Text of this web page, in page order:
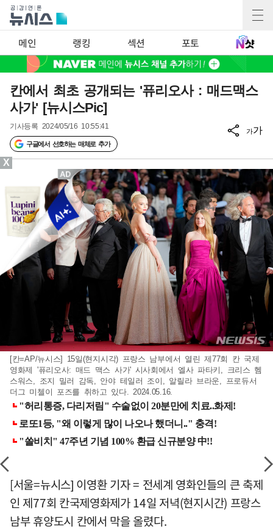
메인 랭킹 섹션 포토
칸에서 최초 공개되는 '퓨리오사 : 매드맥스
사가' [뉴시스Pic]
기사등록 2024/05/16 10:55:41
구글에서 선호하는 매체로 추가
가가
[칸=AP/뉴시스] 15일(현지시각) 프랑스 남부에서 열린 제77회 칸 국제
영화제 '퓨리오사: 매드 맥스 사가' 시사회에서 엘사 파타키, 크리스 헴
스워스, 조지 밀러 감독, 안야 테일러 조이, 알릴라 브라운, 프로듀서
더그 미첼이 포즈를 취하고 있다. 2024.05.16.
[서울=뉴시스] 이영환 기자 = 전세계 영화인들의 큰 축제
인 제77회 칸국제영화제가 14일 저녁(현지시간) 프랑스
남부 휴양도시 칸에서 막을 올렸다.
X